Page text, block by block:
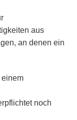
aus
an denen ein
einem
noch